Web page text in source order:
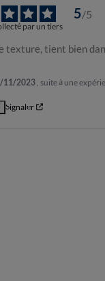
5/5
par un tiers
texture, tient bien
11/2023 , suite à une
Signaler